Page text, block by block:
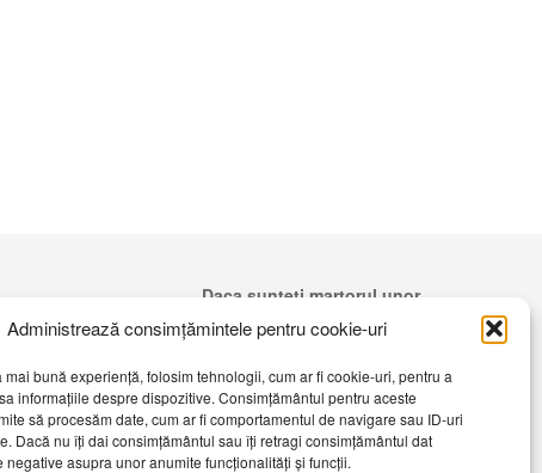
Administrează consimțămintele pentru cookie-uri
mai bună experiență, folosim tehnologii, cum ar fi cookie-uri, pentru a
informațiile despre dispozitive. Consimțământul pentru aceste
să procesăm date, cum ar fi comportamentul de navigare sau ID-uri
Dacă nu îți dai consimțământul sau îți retragi consimțământul dat
negative asupra unor anumite funcționalități și funcții.
Daca sunteti martorul unor
evenimente importante vă rugăm să
ne contactați pe email:
telembotosani.tv@gmail.com